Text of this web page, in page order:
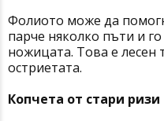
Фолиото може да
парче няколко пъти и
ножицата. Това е лесен
остриетата.
Копчета от стари ризи